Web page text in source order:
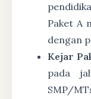
Paket A
dengan
Kejar
pada
SMP/